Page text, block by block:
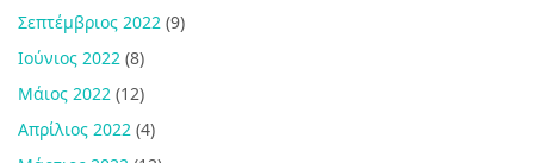
Σεπτέμβριος 2022 (9)
Ιούνιος 2022 (8)
Μάιος 2022 (12)
Απρίλιος 2022 (4)